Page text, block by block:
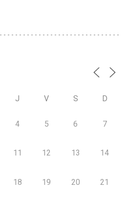
J V S D
4 5 6 7
11 12 13 14
18 19 20 21